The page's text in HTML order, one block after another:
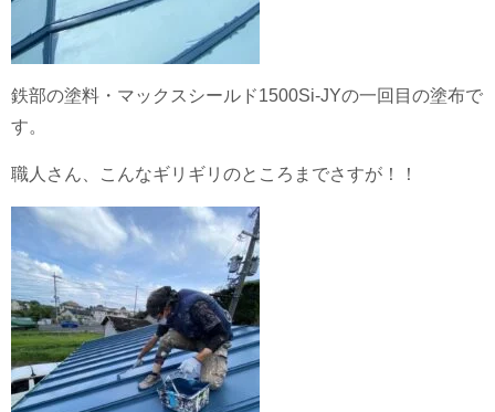
鉄部の塗料・マックスシールド1500Si-JYの一回目の塗布で
す。
職人さん、こんなギリギリのところまでさすが！！